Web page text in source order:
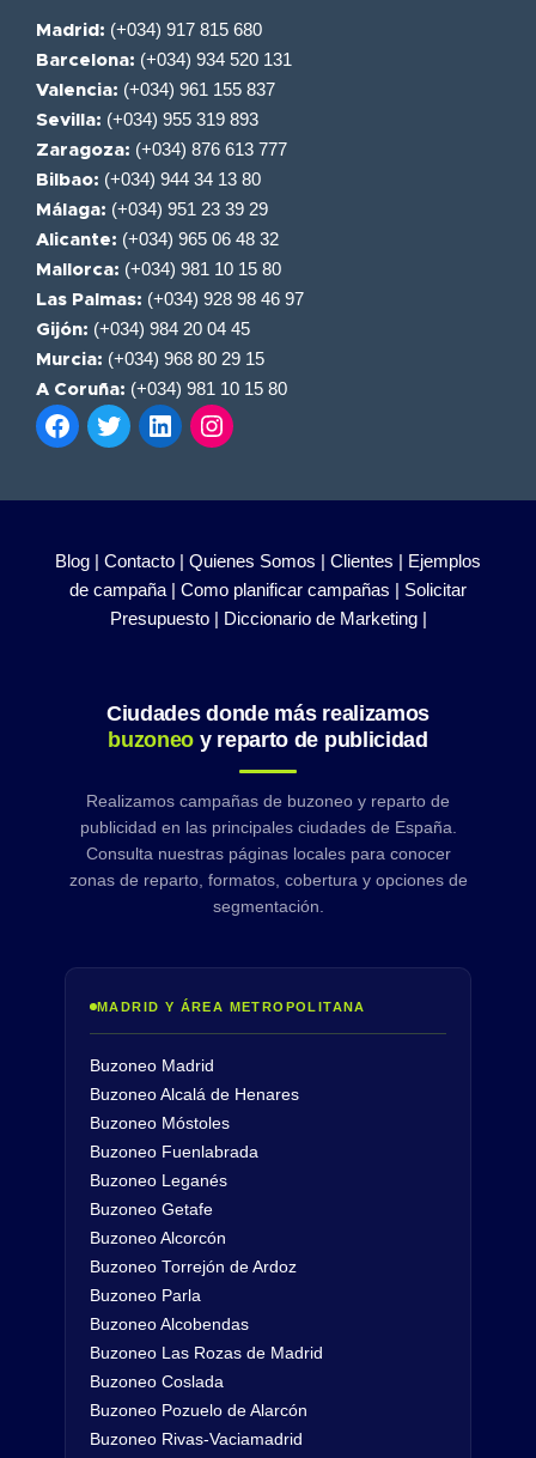
Madrid: (+034) 917 815 680
Barcelona: (+034) 934 520 131
Valencia: (+034) 961 155 837
Sevilla: (+034) 955 319 893
Zaragoza: (+034) 876 613 777
Bilbao: (+034) 944 34 13 80
Málaga: (+034) 951 23 39 29
Alicante: (+034) 965 06 48 32
Mallorca: (+034) 981 10 15 80
Las Palmas: (+034) 928 98 46 97
Gijón: (+034) 984 20 04 45
Murcia: (+034) 968 80 29 15
A Coruña: (+034) 981 10 15 80
Blog | Contacto | Quienes Somos | Clientes | Ejemplos
de campaña | Como planificar campañas | Solicitar
Presupuesto | Diccionario de Marketing |
Ciudades donde más realizamos
buzoneo y reparto de publicidad
Realizamos campañas de buzoneo y reparto de
publicidad en las principales ciudades de España.
Consulta nuestras páginas locales para conocer
zonas de reparto, formatos, cobertura y opciones de
segmentación.
MADRID Y ÁREA METROPOLITANA
Buzoneo Madrid
Buzoneo Alcalá de Henares
Buzoneo Móstoles
Buzoneo Fuenlabrada
Buzoneo Leganés
Buzoneo Getafe
Buzoneo Alcorcón
Buzoneo Torrejón de Ardoz
Buzoneo Parla
Buzoneo Alcobendas
Buzoneo Las Rozas de Madrid
Buzoneo Coslada
Buzoneo Pozuelo de Alarcón
Buzoneo Rivas-Vaciamadrid